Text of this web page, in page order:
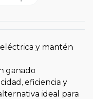
y mantén
ganado
eficiencia y
ideal para